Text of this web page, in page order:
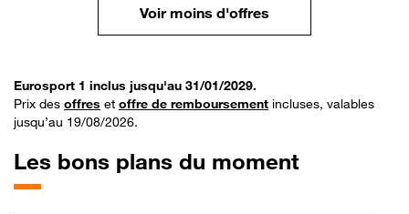
Voir moins d'offres
Eurosport 1 inclus jusqu'au 31/01/2029.
Prix des offres et offre de remboursement incluses, valables
jusqu’au 19/08/2026.
Les bons plans du moment